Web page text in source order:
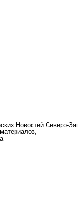
Новостей Северо-